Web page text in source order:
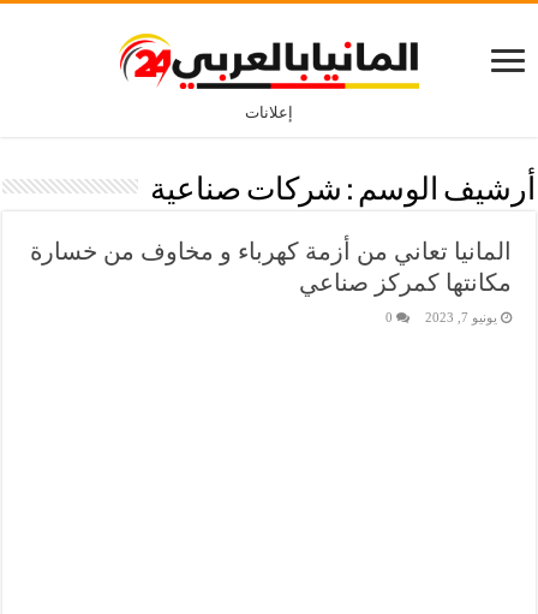
إعلانات
أرشيف الوسم : شركات صناعية
المانيا تعاني من أزمة كهرباء و مخاوف من خسارة
مكانتها كمركز صناعي
يونيو 7, 2023 0